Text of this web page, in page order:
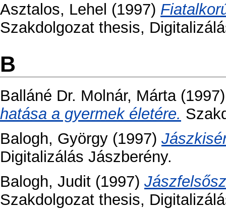
Asztalos, Lehel (1997)
Szakdolgozat thesis,
B
Balláné Dr. Molnár, Márta
hatása a gyermek életére.
Balogh, György (1997)
Digitalizálás Jászberény.
Balogh, Judit (1997)
Szakdolgozat thesis,